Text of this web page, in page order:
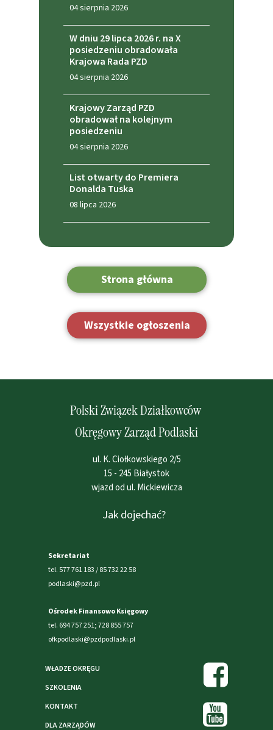
04 sierpnia 2026
W dniu 29 lipca 2026 r. na X
posiedzeniu obradowała
Krajowa Rada PZD
04 sierpnia 2026
Krajowy Zarząd PZD
obradował na kolejnym
posiedzeniu
04 sierpnia 2026
List otwarty do Premiera
Donalda Tuska
08 lipca 2026
Wszystkie ogłoszenia
Strona główna
Jak dojechać?
Polski Związek Działkowców
Okręgowy Zarząd Podlaski
ul. K. Ciołkowskiego 2/5
15 - 245 Białystok
wjazd od ul. Mickiewicza
Sekretariat
tel. 577 761 183 / 85 732 22 58
podlaski@pzd.pl
Ośrodek Finansowo Księgowy
tel. 694 757 251; 728 855 757
ofkpodlaski@pzdpodlaski.pl
WŁADZE OKRĘGU
SZKOLENIA
KONTAKT
DLA ZARZĄDÓW